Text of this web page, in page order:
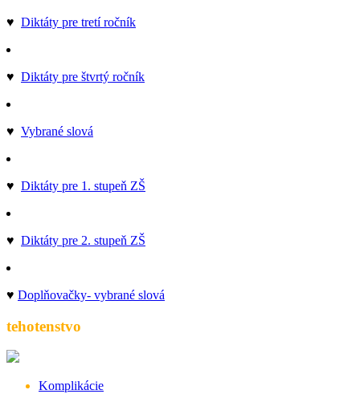
♥ Diktáty pre tretí ročník
♥ Diktáty pre štvrtý ročník
♥ Vybrané slová
♥ Diktáty pre 1. stupeň ZŠ
♥ Diktáty pre 2. stupeň ZŠ
♥ Doplňovačky- vybrané slová
tehotenstvo
Komplikácie